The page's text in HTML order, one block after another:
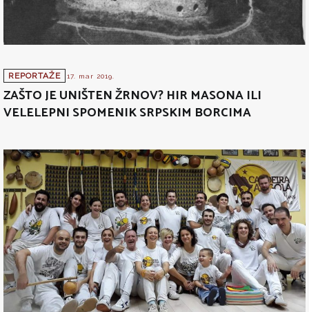
REPORTAŽE 17. mar 2019.
ZAŠTO JE UNIŠTEN ŽRNOV? HIR MASONA ILI
VELELEPNI SPOMENIK SRPSKIM BORCIMA